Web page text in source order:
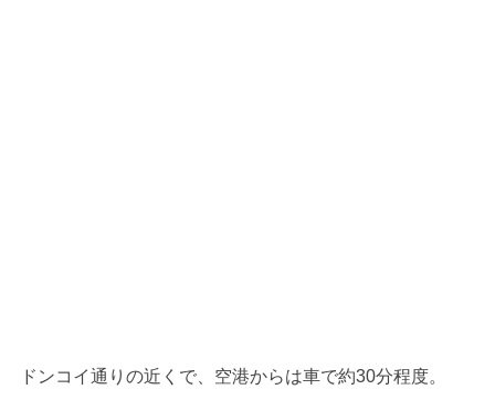
ドンコイ通りの近くで、空港からは車で約30分程度。